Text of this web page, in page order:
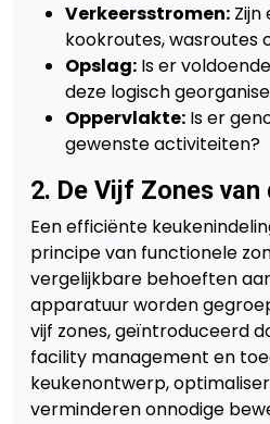
Verkeersstromen:
kookroutes, wasroutes
Opslag: Is er
deze logisch
Oppervlakte: Is er
gewenste activiteiten?
2. De Vijf Zones van
Een efficiënte
principe van functionele
vergelijkbare behoeften
apparatuur worden
vijf zones, geïntroduceerd
facility management en
keukenontwerp,
verminderen onnodige